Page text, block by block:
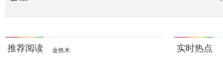
推荐阅读 金铁木 实时热点